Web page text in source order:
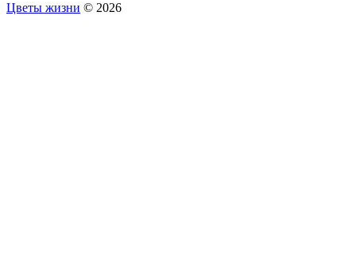
Цветы жизни © 2026